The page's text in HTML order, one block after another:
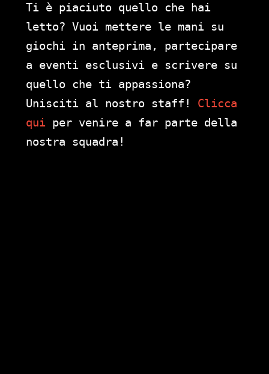
Ti è piaciuto quello che hai
letto? Vuoi mettere le mani su
giochi in anteprima, partecipare
a eventi esclusivi e scrivere su
quello che ti appassiona?
Unisciti al nostro staff! Clicca
qui per venire a far parte della
nostra squadra!